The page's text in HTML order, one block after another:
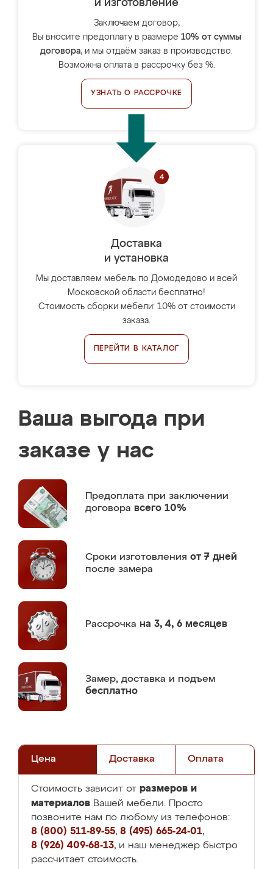
и изготовление
Заключаем договор,
Вы вносите предоплату в размере 10% от суммы
договора, и мы отдаём заказ в производство.
Возможна оплата в рассрочку без %.
УЗНАТЬ О РАССРОЧКЕ
Доставка
и установка
Мы доставляем мебель по Домодедово и всей
Московской области бесплатно!
Стоимость сборки мебели: 10% от стоимости
заказа.
ПЕРЕЙТИ В КАТАЛОГ
Ваша выгода при
заказе у нас
Предоплата при заключении
договора всего 10%
Сроки изготовления от 7 дней
после замера
Рассрочка на 3, 4, 6 месяцев
Замер, доставка и подъем
бесплатно
Цена Доставка Оплата
Стоимость зависит от размеров и
материалов Вашей мебели. Просто
позвоните нам по любому из телефонов:
8 (800) 511-89-55, 8 (495) 665-24-01,
8 (926) 409-68-13, и наш менеджер быстро
рассчитает стоимость.